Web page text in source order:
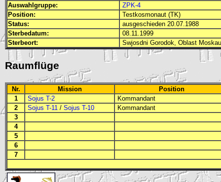
Auswahlgruppe:
ZPK-4
Position:
Testkosmonaut (TK)
Status:
ausgeschieden 20.07.1988
Sterbedatum:
08.11.1999
Sterbeort:
Swjosdni Gorodok, Oblast
Raumflüge
Nr. Mission
Position
1
Sojus T-2
Kommandant
2
Sojus T-11 / Sojus T-10
Kommandant
3
4
5
6
7